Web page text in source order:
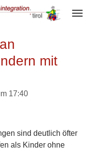
mit
17:40
sind deutlich öfter
als Kinder ohne